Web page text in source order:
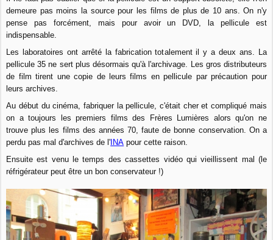
demeure pas moins la source pour les films de plus de 10 ans. On n'y
pense pas forcément, mais pour avoir un DVD, la pellicule est
indispensable.
Les laboratoires ont arrêté la fabrication totalement il y a deux ans. La
pellicule 35 ne sert plus désormais qu'à l'archivage. Les gros distributeurs
de film tirent une copie de leurs films en pellicule par précaution pour
leurs archives.
Au début du cinéma, fabriquer la pellicule, c'était cher et compliqué mais
on a toujours les premiers films des Frères Lumières alors qu'on ne
trouve plus les films des années 70, faute de bonne conservation. On a
perdu pas mal d'archives de l' INA pour cette raison.
Ensuite est venu le temps des cassettes vidéo qui vieillissent mal (le
réfrigérateur peut être un bon conservateur !)